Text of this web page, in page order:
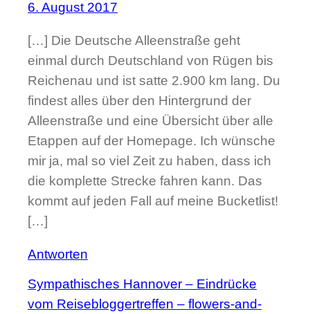
6. August 2017
[…] Die Deutsche Alleenstraße geht
einmal durch Deutschland von Rügen bis
Reichenau und ist satte 2.900 km lang. Du
findest alles über den Hintergrund der
Alleenstraße und eine Übersicht über alle
Etappen auf der Homepage. Ich wünsche
mir ja, mal so viel Zeit zu haben, dass ich
die komplette Strecke fahren kann. Das
kommt auf jeden Fall auf meine Bucketlist!
[…]
Antworten
Sympathisches Hannover – Eindrücke
vom Reisebloggertreffen – flowers-and-